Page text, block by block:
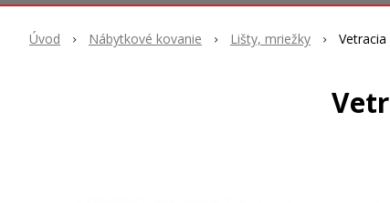
Úvod Nábytkové kovanie Lišty, mriežky